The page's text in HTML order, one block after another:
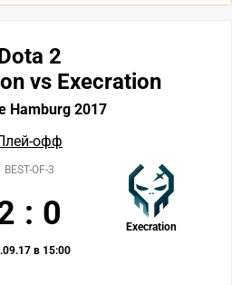
2
vs Execration
Hamburg 2017
офф
Execration
BEST-OF-3
: 0
в 15:00